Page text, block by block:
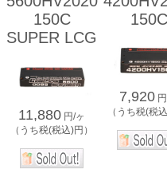
150C
SUPER LCG
11,880 円/ヶ
（うち税(税込)円）
150C
7,920
（うち税(税